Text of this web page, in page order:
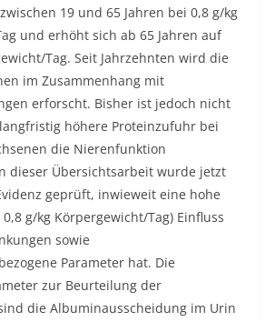
19 und 65 Jahren bei 0,8 g/kg
und erhöht sich ab 65 Jahren auf
Tag. Seit Jahrzehnten wird die
im Zusammenhang mit
erforscht. Bisher ist jedoch nicht
höhere Proteinzufuhr bei
die Nierenfunktion
dieser Übersichtsarbeit wurde jetzt
geprüft, inwieweit eine hohe
g/kg Körpergewicht/Tag) Einfluss
sowie
Parameter hat. Die
zur Beurteilung der
die Albuminausscheidung im Urin